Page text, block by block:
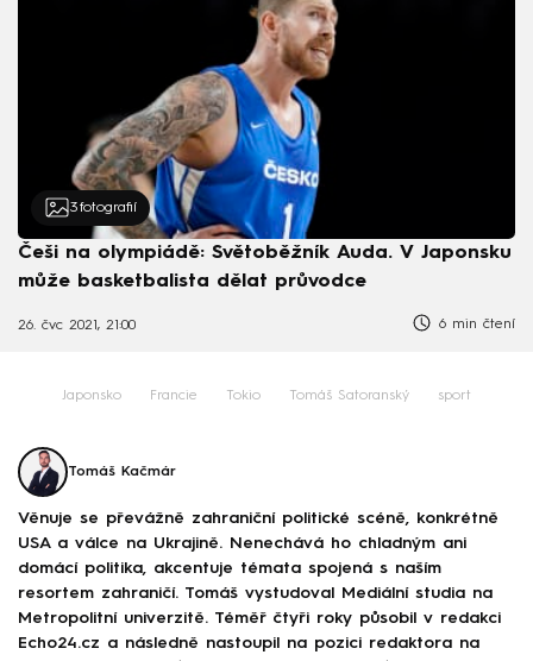
3 fotografií
Češi na olympiádě: Světoběžník Auda. V Japonsku
může basketbalista dělat průvodce
26. čvc 2021, 21:00 6 min čtení
Japonsko Francie Tokio Tomáš Satoranský sport
Tomáš Kačmár
Věnuje se převážně zahraniční politické scéně, konkrétně
USA a válce na Ukrajině. Nenechává ho chladným ani
domácí politika, akcentuje témata spojená s naším
resortem zahraničí. Tomáš vystudoval Mediální studia na
Metropolitní univerzitě. Téměř čtyři roky působil v redakci
Echo24.cz a následně nastoupil na pozici redaktora na